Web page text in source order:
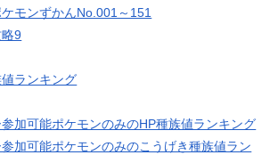
モンずかんNo.001～151
9
ランキング
加可能ポケモンのみのHP種族値ランキング
加可能ポケモンのみのこうげき種族値ラン